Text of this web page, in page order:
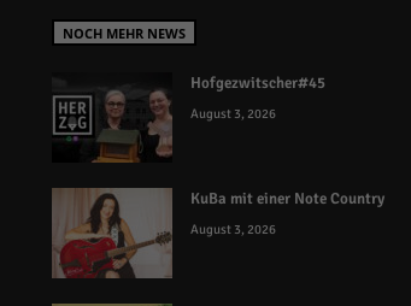
NOCH MEHR NEWS
Hofgezwitscher#45
August 3, 2026
KuBa mit einer Note Country
August 3, 2026